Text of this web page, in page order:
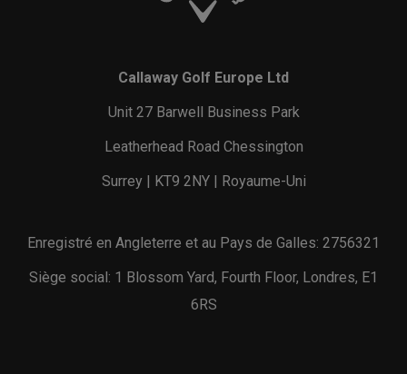
Callaway Golf Europe Ltd
Unit 27 Barwell Business Park
Leatherhead Road Chessington
Surrey | KT9 2NY | Royaume-Uni
Enregistré en Angleterre et au Pays de Galles: 2756321
Siège social: 1 Blossom Yard, Fourth Floor, Londres, E1
6RS